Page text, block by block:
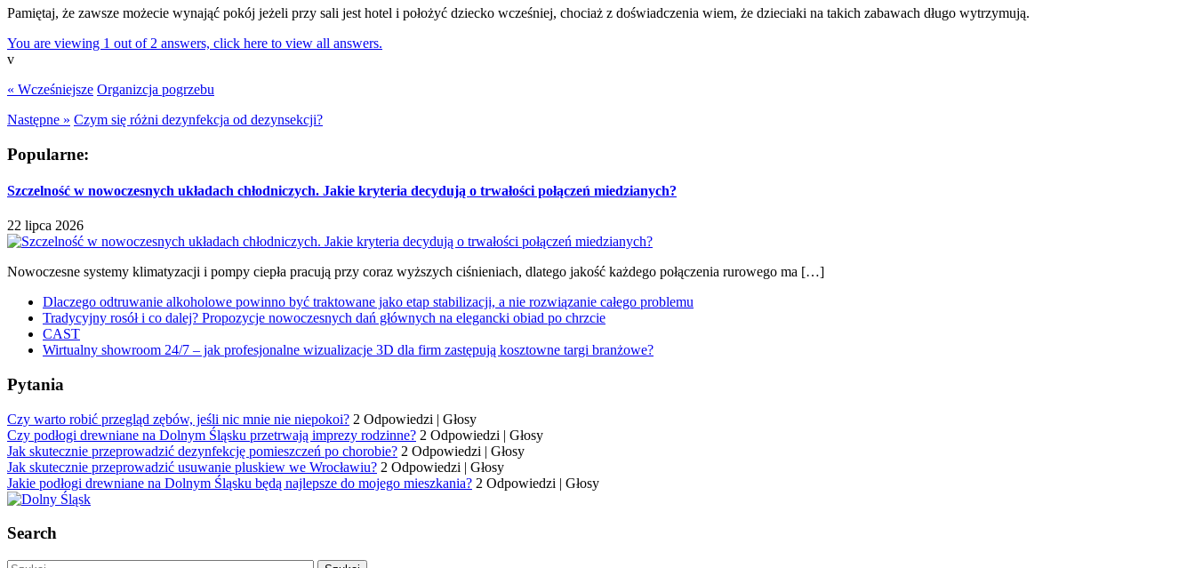
Pamiętaj, że zawsze możecie wynająć pokój jeżeli przy sali jest hotel i położyć dziecko wcześniej, chociaż z doświadczenia wiem, że dzieciaki na takich zabawach długo wytrzymują.
You are viewing 1 out of 2 answers, click here to view all answers.
v
« Wcześniejsze Organizcja pogrzebu
Następne » Czym się różni dezynfekcja od dezynsekcji?
Popularne:
Szczelność w nowoczesnych układach chłodniczych. Jakie kryteria decydują o trwałości połączeń miedzianych?
22 lipca 2026
Nowoczesne systemy klimatyzacji i pompy ciepła pracują przy coraz wyższych ciśnieniach, dlatego jakość każdego połączenia rurowego ma […]
Dlaczego odtruwanie alkoholowe powinno być traktowane jako etap stabilizacji, a nie rozwiązanie całego problemu
Tradycyjny rosół i co dalej? Propozycje nowoczesnych dań głównych na elegancki obiad po chrzcie
CAST
Wirtualny showroom 24/7 – jak profesjonalne wizualizacje 3D dla firm zastępują kosztowne targi branżowe?
Pytania
Czy warto robić przegląd zębów, jeśli nic mnie nie niepokoi? 2 Odpowiedzi | Głosy
Czy podłogi drewniane na Dolnym Śląsku przetrwają imprezy rodzinne? 2 Odpowiedzi | Głosy
Jak skutecznie przeprowadzić dezynfekcję pomieszczeń po chorobie? 2 Odpowiedzi | Głosy
Jak skutecznie przeprowadzić usuwanie pluskiew we Wrocławiu? 2 Odpowiedzi | Głosy
Jakie podłogi drewniane na Dolnym Śląsku będą najlepsze do mojego mieszkania? 2 Odpowiedzi | Głosy
Search